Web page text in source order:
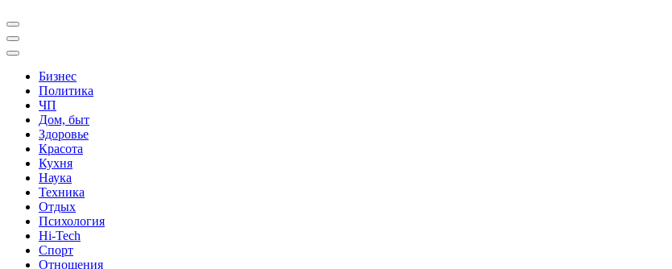
Бизнес
Политика
ЧП
Дом, быт
Здоровье
Красота
Кухня
Наука
Техника
Отдых
Психология
Hi-Tech
Спорт
Отношения